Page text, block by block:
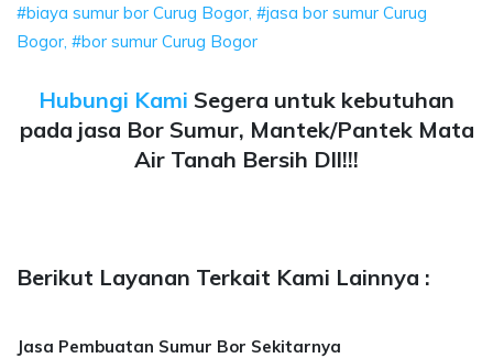
#biaya sumur bor Curug Bogor, #jasa bor sumur Curug
Bogor, #bor sumur Curug Bogor
Hubungi Kami Segera untuk kebutuhan
pada jasa Bor Sumur, Mantek/Pantek Mata
Air Tanah Bersih Dll!!!
Berikut Layanan Terkait Kami Lainnya :
Jasa Pembuatan Sumur Bor Sekitarnya